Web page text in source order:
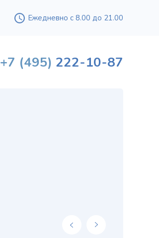
Ежедневно с 8.00 до 21.00
+7 (495) 222-10-87